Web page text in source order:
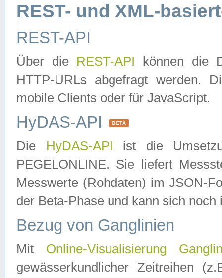
REST- und XML-
REST-API
Über die REST-API können die
HTTP-URLs abgefragt werden.
mobile Clients oder für JavaScript.
HyDAS-API BETA
Die HyDAS-API ist die
PEGELONLINE. Sie liefert
Messwerte (Rohdaten) im JSON-
der Beta-Phase und kann sich noch
Bezug von Ganglinien
Mit Online-Visualisierung
gewässerkundlicher Zeitreihen